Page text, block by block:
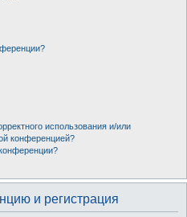
использования и/или
конференцией?
и регистрация